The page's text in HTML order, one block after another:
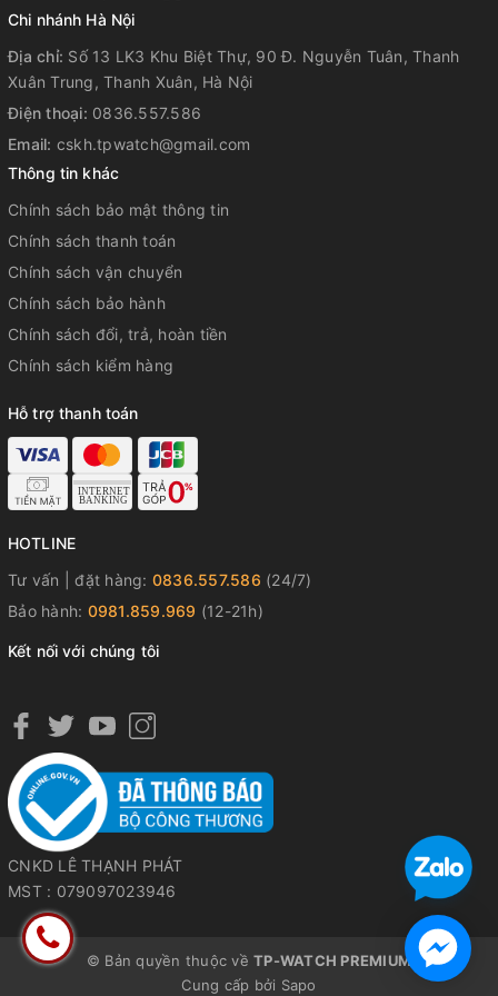
Độ chính xác: ±15 giây một tháng
Kích thước vỏ : 52×46,4×14,9mm
Tổng trọng lượng : 58g
+ 01 đồng hồ chính hãng
+ 01 hộp đựng sang trọng
+ Thẻ bảo hành chính hãng
+ Tem vàng chính hãng Casio sau mặt đồng hồ
Chi nhánh Hà Nội
Địa chỉ: Số 13 LK3 Khu Biệt Thự, 90 Đ. Nguyễn Tuân, Thanh
Xuân Trung, Thanh Xuân, Hà Nội
Điện thoại: 0836.557.586
Email: cskh.tpwatch@gmail.com
Thông tin khác
Chính sách bảo mật thông tin
Chính sách thanh toán
Chính sách vận chuyển
Chính sách bảo hành
Chính sách đổi, trả, hoàn tiền
Chính sách kiểm hàng
Hỗ trợ thanh toán
HOTLINE
Tư vấn | đặt hàng: 0836.557.586 (24/7)
Bảo hành: 0981.859.969 (12-21h)
Kết nối với chúng tôi
CNKD LÊ THẠNH PHÁT
MST : 079097023946
© Bản quyền thuộc vềTP-WATCH PREMIUM
Cung cấp bởi Sapo